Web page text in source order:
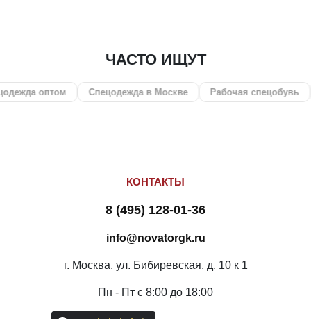
ЧАСТО ИЩУТ
Спецодежда в Москве Рабочая спецобувь СИЗ
КОНТАКТЫ
8 (495) 128-01-36
info@novatorgk.ru
г. Москва, ул. Бибиревская, д. 10 к 1
Пн - Пт с 8:00 до 18:00